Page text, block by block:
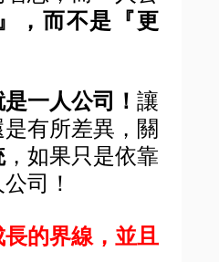
，而不是『更
一人公司！ 讓
有所差異，關
，如果只是依靠
司！
的界線，並且